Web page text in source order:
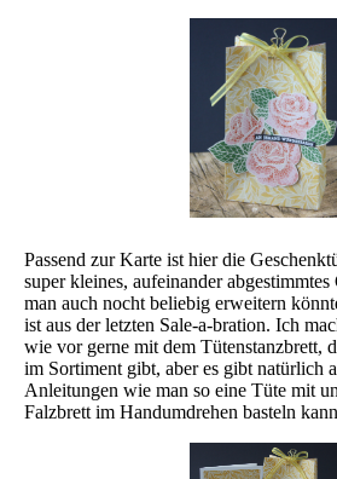
Passend zur Karte ist hier die
super kleines, aufeinander abgestimmtes
man auch nocht beliebig erweitern
ist aus der letzten Sale-a-bration. Ich
wie vor gerne mit dem Tütenstanzbrett,
im Sortiment gibt, aber es gibt natürlich
Anleitungen wie man so eine Tüte mit
Falzbrett im Handumdrehen basteln